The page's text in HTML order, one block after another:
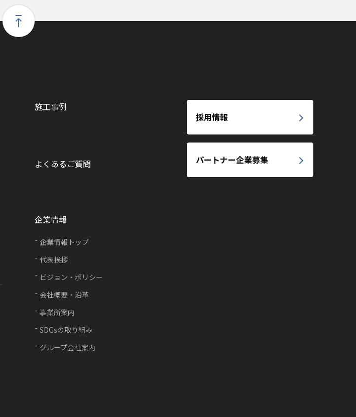
施工事例
よくあるご質問
企業情報
企業情報トップ
代表挨拶
ビジョン・ポリシー
会社概要・沿革
事業所案内
SDGsの取り組み
グループ会社案内
採用情報
パートナー企業募集